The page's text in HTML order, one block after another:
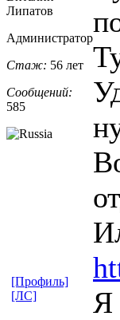
Липатов
Администратор
Стаж: 56 лет
Сообщений:
585
Я
[Профиль]
[ЛС]